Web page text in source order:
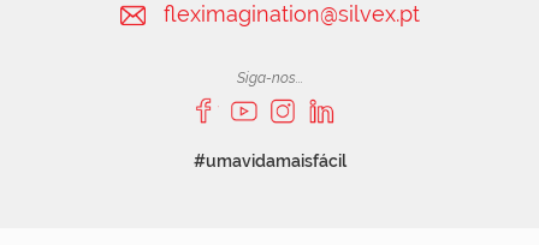
fleximagination@silvex.pt
Siga-nos...
#umavidamaisfácil